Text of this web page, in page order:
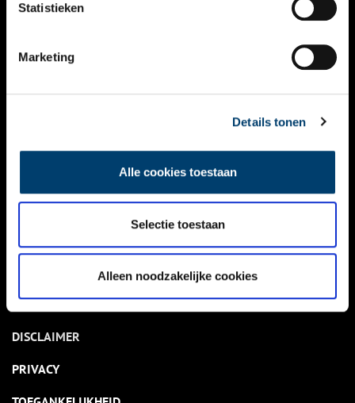
Statistieken
Marketing
Details tonen
Alle cookies toestaan
Selectie toestaan
Alleen noodzakelijke cookies
NIEUWS
KALENDER
ACTIVITEITEN
NIEUWSBRIEF
DISCLAIMER
PRIVACY